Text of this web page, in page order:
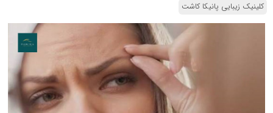
کلینیک زیبایی پانیکا کاشت